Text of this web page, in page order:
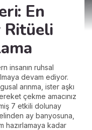
En
Ritüeli
insanın ruhsal
devam ediyor.
arınma, ister aşkı
çekme amacınız
7 etkili dolunay
ay banyosuna,
hazırlamaya kadar